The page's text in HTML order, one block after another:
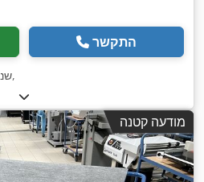
התקשר
,
מודעה קטנה